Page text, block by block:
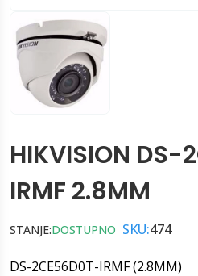
HIKVISION DS-
IRMF 2.8MM
STANJE:DOSTUPNO SKU:474
DS-2CE56D0T-IRMF (2.8MM)